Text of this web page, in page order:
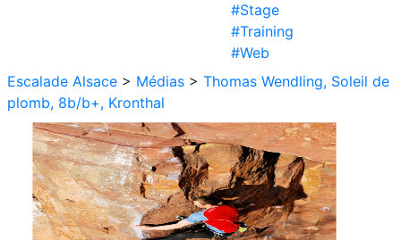
#Stage
#Training
#Web
Escalade Alsace > Médias > Thomas Wendling, Soleil de
plomb, 8b/b+, Kronthal